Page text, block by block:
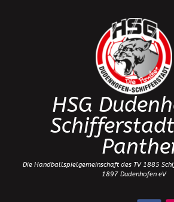
HSG
Die Handballspielgemeinschaft des TV 1885
1897 Dudenhofen eV